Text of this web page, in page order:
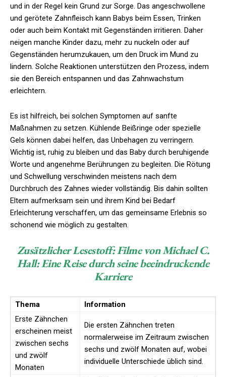
und in der Regel kein Grund zur Sorge. Das angeschwollene
und gerötete Zahnfleisch kann Babys beim Essen, Trinken
oder auch beim Kontakt mit Gegenständen irritieren. Daher
neigen manche Kinder dazu, mehr zu nuckeln oder auf
Gegenständen herumzukauen, um den Druck im Mund zu
lindern. Solche Reaktionen unterstützen den Prozess, indem
sie den Bereich entspannen und das Zahnwachstum
erleichtern.
Es ist hilfreich, bei solchen Symptomen auf sanfte
Maßnahmen zu setzen. Kühlende Beißringe oder spezielle
Gels können dabei helfen, das Unbehagen zu verringern.
Wichtig ist, ruhig zu bleiben und das Baby durch beruhigende
Worte und angenehme Berührungen zu begleiten. Die Rötung
und Schwellung verschwinden meistens nach dem
Durchbruch des Zahnes wieder vollständig. Bis dahin sollten
Eltern aufmerksam sein und ihrem Kind bei Bedarf
Erleichterung verschaffen, um das gemeinsame Erlebnis so
schonend wie möglich zu gestalten.
Zusätzlicher Lesestoff:Filme von Michael C.
Hall: Eine Reise durch seine beeindruckende
Karriere
Thema
Information
Erste Zähnchen
erscheinen meist
zwischen sechs
und zwölf
Monaten
Die ersten Zähnchen treten
normalerweise im Zeitraum zwischen
sechs und zwölf Monaten auf, wobei
individuelle Unterschiede üblich sind.